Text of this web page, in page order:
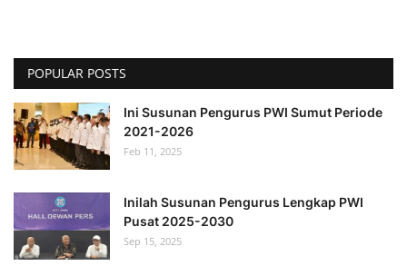
POPULAR POSTS
Ini Susunan Pengurus PWI Sumut Periode
2021-2026
Feb 11, 2025
Inilah Susunan Pengurus Lengkap PWI
Pusat 2025-2030
Sep 15, 2025